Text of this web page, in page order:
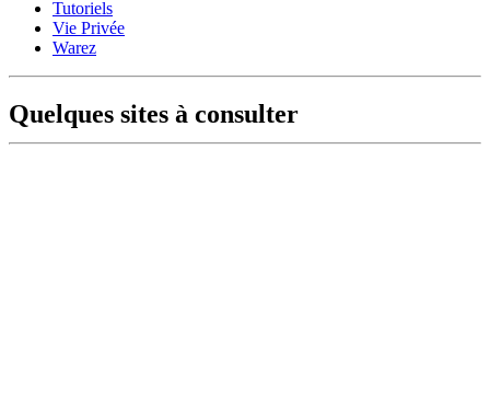
Tutoriels
Vie Privée
Warez
Quelques sites à consulter